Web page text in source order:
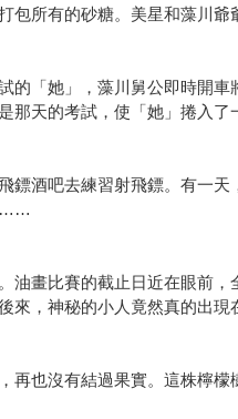
包所有的砂糖。美星和藻川
「她」，藻川舅公即時開
那天的考試，使「她」捲入
酒吧去練習射飛鏢。有一
……
畫比賽的截止日近在眼前
來，神秘的小人竟然真的出
也沒有結過果實。這株檸